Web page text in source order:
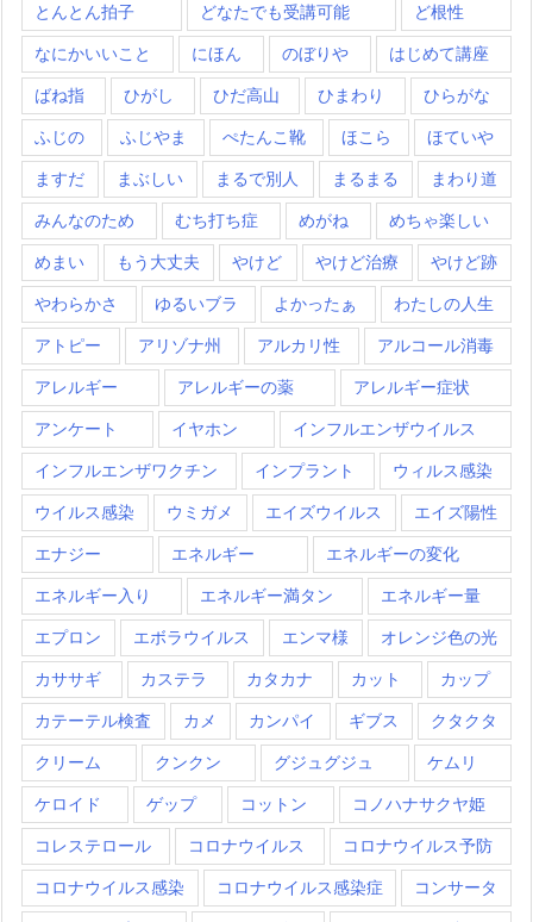
とんとん拍子 どなたでも受講可能 ど根性
なにかいいこと にほん のぼりや はじめて講座
ばね指 ひがし ひだ高山 ひまわり ひらがな
ふじの ふじやま ぺたんこ靴 ほこら ほていや
ますだ まぶしい まるで別人 まるまる まわり道
みんなのため むち打ち症 めがね めちゃ楽しい
めまい もう大丈夫 やけど やけど治療 やけど跡
やわらかさ ゆるいブラ よかったぁ わたしの人生
アトピー アリゾナ州 アルカリ性 アルコール消毒
アレルギー アレルギーの薬 アレルギー症状
アンケート イヤホン インフルエンザウイルス
インフルエンザワクチン インプラント ウィルス感染
ウイルス感染 ウミガメ エイズウイルス エイズ陽性
エナジー エネルギー エネルギーの変化
エネルギー入り エネルギー満タン エネルギー量
エプロン エボラウイルス エンマ様 オレンジ色の光
カササギ カステラ カタカナ カット カップ
カテーテル検査 カメ カンパイ ギブス クタクタ
クリーム クンクン グジュグジュ ケムリ
ケロイド ゲップ コットン コノハナサクヤ姫
コレステロール コロナウイルス コロナウイルス予防
コロナウイルス感染 コロナウイルス感染症 コンサータ